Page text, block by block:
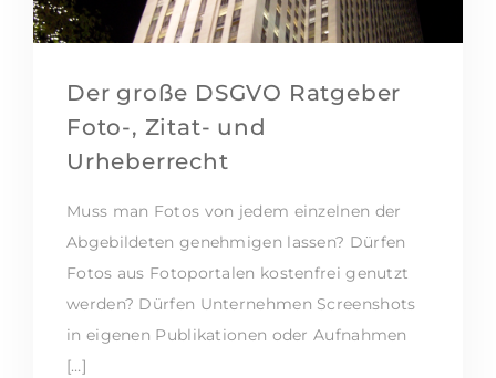
Der große DSGVO Ratgeber
Foto-, Zitat- und
Urheberrecht
Muss man Fotos von jedem einzelnen der
Abgebildeten genehmigen lassen? Dürfen
Fotos aus Fotoportalen kostenfrei genutzt
werden? Dürfen Unternehmen Screenshots
in eigenen Publikationen oder Aufnahmen
[…]